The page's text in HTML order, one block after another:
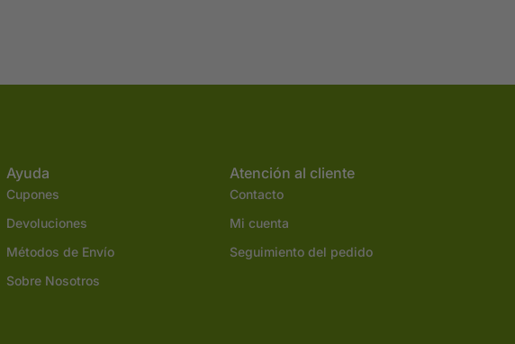
Ayuda
Cupones
Devoluciones
Métodos de Envío
Sobre Nosotros
Atención al cliente
Contacto
Mi cuenta
Seguimiento del pedido